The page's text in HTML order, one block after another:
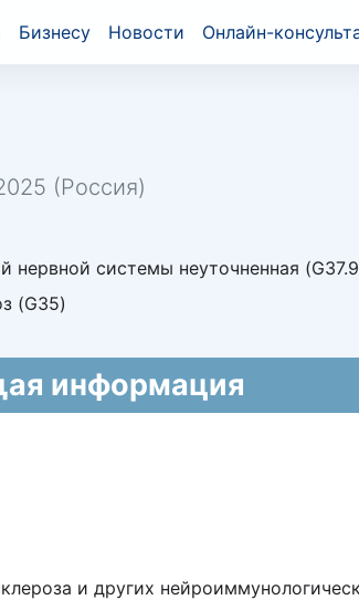
Бизнесу Новости Онлайн-
(Россия)
системы неуточненная
(G35)
информация
и других